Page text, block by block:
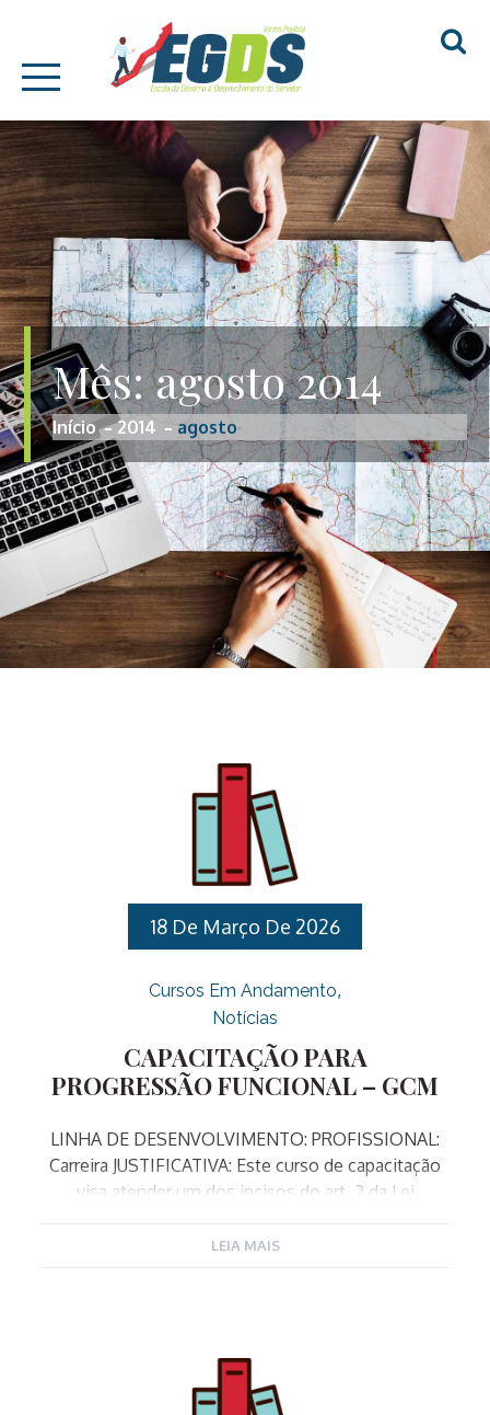
content
Mês:agosto 2014
Início 2014 agosto
18 De Março De 2026
Cursos Em Andamento
Notícias
CAPACITAÇÃO PARA
PROGRESSÃO FUNCIONAL – GCM
LINHA DE DESENVOLVIMENTO: PROFISSIONAL:
Carreira JUSTIFICATIVA: Este curso de capacitação
visa atender um dos incisos do art. 2 da Lei
182/2007, e dispõe sobre os critérios exigidos para
aproveitamento mínimo de 75 %. OBJETIVO:
Capacitar os Guardas Municipais para as funções de
LEIA MAIS